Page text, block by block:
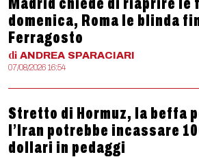
domenica, Roma le blinda
Ferragosto
di ANDREA SPARACIARI
07/08/2026 16:54
Stretto di Hormuz, la beffa
l’Iran potrebbe incassare
dollari in pedaggi